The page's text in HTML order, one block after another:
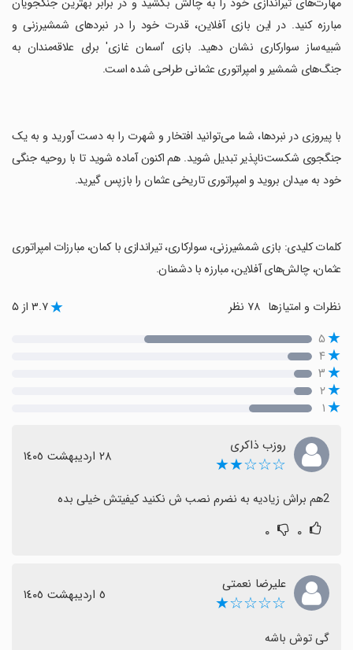
مبارزه کنید. در این بازی آفلاین، قدرت خود را در نبردهای شمشیرزنی و
شبیه‌ساز سوارکاری نشان دهید. بازی 'اسمان غازی' برای علاقه‌مندان به
جنگ‌های شمشیر و امپراتوری عثمانی طراحی شده است.
‏با پیروزی در نبردها، شما می‌توانید افتخار و شهرت را به دست آورید و به یک
جنگجوی شکست‌ناپذیر تبدیل شوید. هم اکنون آماده شوید تا با روحیه جنگی
خود به میدان بروید و امپراتوری تاریخی عثمان را بازپس گیرید.
‏کلمات کلیدی: بازی شمشیرزنی، سوارکاری، تیراندازی با کمان، مبارزات امپراتوری
عثمان، چالش‌های آفلاین، مبارزه با دشمنان.
نظرات و امتیازها ۳.۷ از ۵
۵
۴
۳
۲
۱
روزب ذاکری
☆☆☆★★ ٢٨ اردیبهشت ١٤٠٥
2هم براش زیادیه به نضرم نصب ش نکنید کیفیتش خیلی بده
۰ ۰
علیرضا نعمتی
☆☆☆☆★ ٥ اردیبهشت ١٤٠٥
گی توش باشه